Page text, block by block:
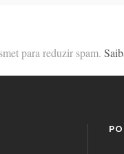
para reduzir spam.